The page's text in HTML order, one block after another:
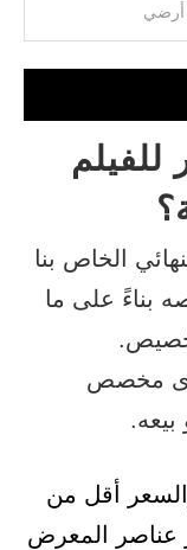
الخاص بنا
بناءً على ما
مخصص
بيعه.
أقل من
عناصر المعرض